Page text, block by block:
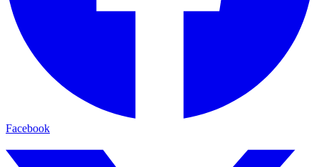
Facebook